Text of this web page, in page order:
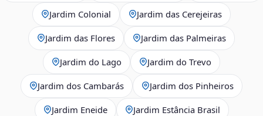
Jardim Colonial Jardim das Cerejeiras
Jardim das Flores Jardim das Palmeiras
Jardim do Lago Jardim do Trevo
Jardim dos Cambarás Jardim dos Pinheiros
Jardim Eneide Jardim Estância Brasil